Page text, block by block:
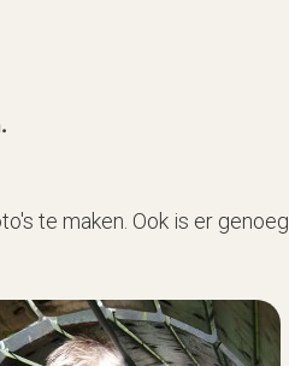
te maken. Ook is er genoeg